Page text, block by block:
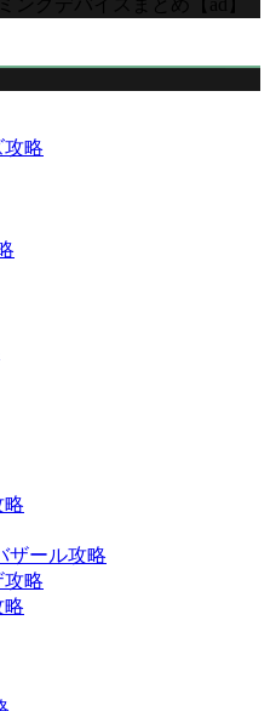
ングデバイスまとめ【ad】
略
略
ザール攻略
攻略
略